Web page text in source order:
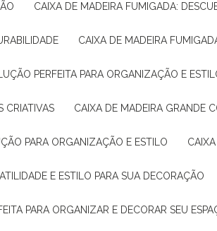
CAIXA DE MADEIRA FUMIGADA:
CAIXA DE MADEIRA
PERFEITA PARA ORGANIZAÇÃO E
CRIATIVAS CAIXA DE MADEIRA GRANDE
PARA ORGANIZAÇÃO E ESTILO
E ESTILO PARA SUA DECORAÇÃO
PARA ORGANIZAR E DECORAR SEU